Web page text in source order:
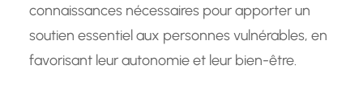
connaissances nécessaires pour apporter un
soutien essentiel aux personnes vulnérables, en
favorisant leur autonomie et leur bien-être.